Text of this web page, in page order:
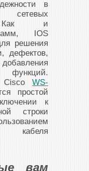
в
Как и
IOS
решения
дефектов,
Cisco WS-
простой
к
строки
кабеля
вам